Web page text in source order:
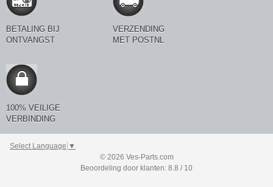
BETALING BIJ
ONTVANGST
VERZENDING
MET POSTNL
100% VEILIGE
VERBINDING
Select Language ▼
© 2026 Ves-Parts.com
Beoordeling door klanten: 8.8 / 10